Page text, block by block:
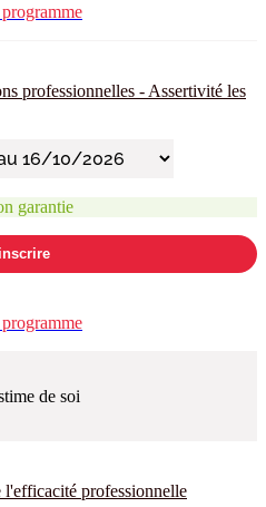
professionnelles - Assertivité les
garantie
de soi
l'efficacité professionnelle